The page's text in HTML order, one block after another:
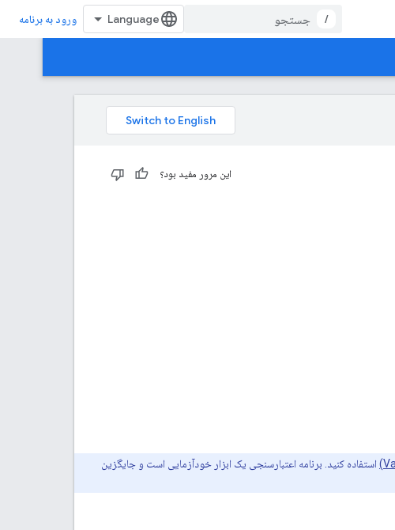
/ ورود به برنامه
این مرور مفید بود؟
استفاده کنید. برنامه اعتبارسنجی یک ابزار خودآزمایی است و جایگزین